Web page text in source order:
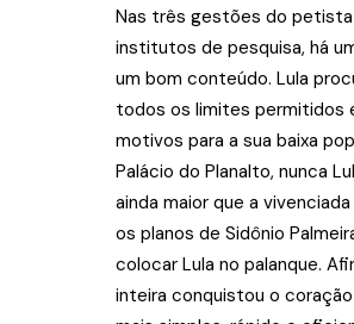
Nas três gestões do petista
institutos de pesquisa, há
um bom conteúdo. Lula
todos os limites permitidos
motivos para a sua baixa
Palácio do Planalto, nunca
ainda maior que a
os planos de Sidônio
colocar Lula no palanque.
inteira conquistou o